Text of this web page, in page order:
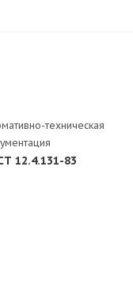
техническая
12.4.131-83